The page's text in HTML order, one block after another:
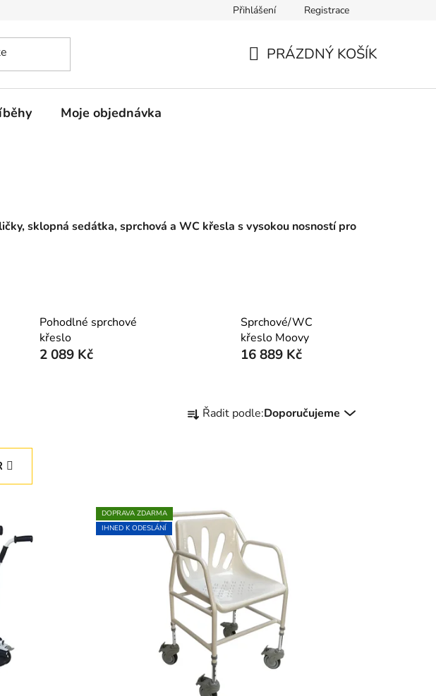
Přihlášení Registrace
PRÁZDNÝ KOŠÍK
Moje objednávka
sklopná sedátka, sprchová a WC křesla s vysokou nosností pro
Pohodlné sprchové
křeslo
2 089 Kč
Sprchové/WC
křeslo Moovy
16 889 Kč
a
p
r
o
d
u
k
t
ů
Řadit podle:Doporučujeme
DOPRAVA ZDARMA
IHNED K ODESLÁNÍ